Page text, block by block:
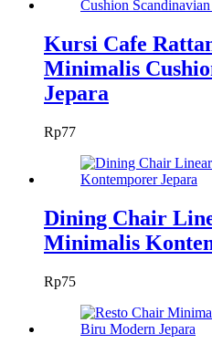
Kursi Cafe
Minimalis
Jepara
Rp77
Dining Chair
Minimalis
Rp75